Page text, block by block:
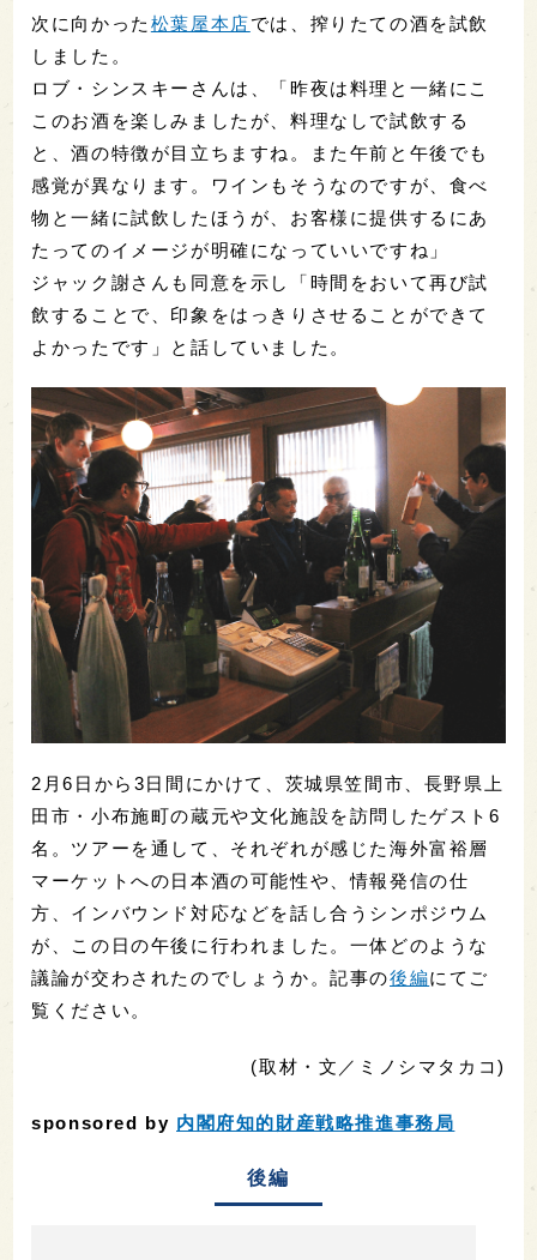
次に向かった 松葉屋本店では、搾りたての酒を試飲
しました。
ロブ・シンスキーさんは、「昨夜は料理と一緒にこ
このお酒を楽しみましたが、料理なしで試飲する
と、酒の特徴が目立ちますね。また午前と午後でも
感覚が異なります。ワインもそうなのですが、食べ
物と一緒に試飲したほうが、お客様に提供するにあ
たってのイメージが明確になっていいですね」
ジャック謝さんも同意を示し「時間をおいて再び試
飲することで、印象をはっきりさせることができて
よかったです」と話していました。
2月6日から3日間にかけて、茨城県笠間市、長野県上
田市・小布施町の蔵元や文化施設を訪問したゲスト6
名。ツアーを通して、それぞれが感じた海外富裕層
マーケットへの日本酒の可能性や、情報発信の仕
方、インバウンド対応などを話し合うシンポジウム
が、この日の午後に行われました。一体どのような
議論が交わされたのでしょうか。記事の後編にてご
覧ください。
(取材・文／ミノシマタカコ)
sponsored by 内閣府知的財産戦略推進事務局
後編